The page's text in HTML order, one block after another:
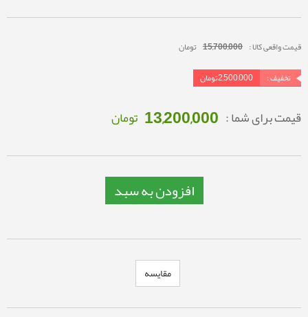
قیمت واقعی کالا : 15,700,000 تومان
تخفیف :
2,500,000تومان
قیمت برای شما : 13,200,000 تومان
افزودن به سبد
مقایسه